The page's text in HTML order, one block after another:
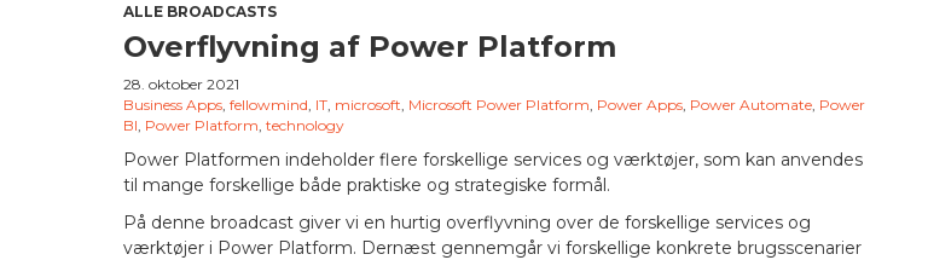
ALLE BROADCASTS
Overflyvning af Power Platform
28. oktober 2021
Business Apps fellowmind IT microsoft Microsoft Power Platform Power Apps Power Automate Power
BI Power Platform technology
Power Platformen indeholder flere forskellige services og værktøjer, som kan anvendes
til mange forskellige både praktiske og strategiske formål.
På denne broadcast giver vi en hurtig overflyvning over de forskellige services og
værktøjer i Power Platform. Dernæst gennemgår vi forskellige konkrete brugsscenarier